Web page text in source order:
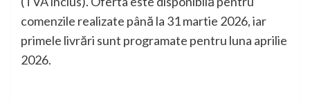
comenzile realizate până la 31 martie 2026, iar
primele livrări sunt programate pentru luna aprilie
2026.